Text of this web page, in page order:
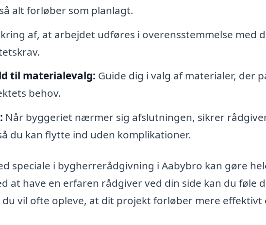
alt forløber som planlagt.
af, at arbejdet udføres i overensstemmelse med
til materialevalg: Guide dig i valg af materialer, der
behov.
Når byggeriet nærmer sig afslutningen, sikrer
du kan flytte ind uden komplikationer.
speciale i bygherrerådgivning i Aabybro kan gøre
at have en erfaren rådgiver ved din side kan du føle
vil ofte opleve, at dit projekt forløber mere effektivt